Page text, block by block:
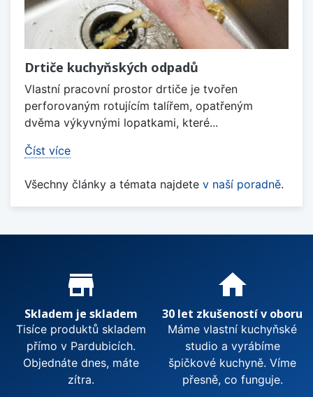
Drtiče kuchyňských odpadů
Vlastní pracovní prostor drtiče je tvořen
perforovaným rotujícím talířem, opatřeným
dvěma výkyvnými lopatkami, které...
Číst více
Všechny články a témata najdete v naší poradně.
Proč nakupovat u nás?
store_mall_directory
Skladem je skladem
Tisíce produktů skladem
přímo v Pardubicích.
Objednáte dnes, máte
zítra.
home
30 let zkušeností v oboru
Máme vlastní kuchyňské
studio a vyrábíme
špičkové kuchyně. Víme
přesně, co funguje.